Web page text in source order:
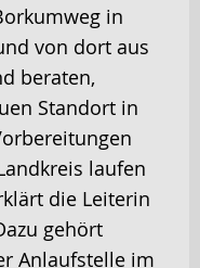
in
von dort aus
beraten,
Standort in
laufen
die Leiterin
gehört
Anlaufstelle im